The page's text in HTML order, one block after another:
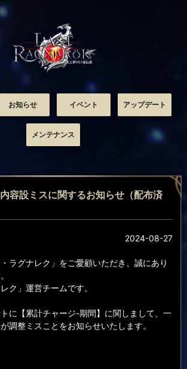
お知らせ イベント アップデート
メンテナンス
容設ミスに関するお知らせ（配布済
2024-08-27
ラグナレク」をご愛顧いただき、誠にあり
ク」運営チームです。
に【累計チャージ-期間】に関しまして、一
調整ミスことをお知らせいたします。